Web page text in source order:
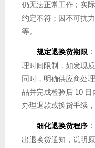
仍无法正常工作；实
约定不符；因不可抗
等。
规定退换货期限
理时间限制，如发现
同时，明确供应商处
品并完成检验后 10
办理退款或换货手续
细化退换货程序
出退换货通知，说明